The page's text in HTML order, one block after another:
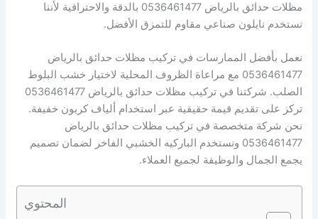
مظلات حدائق بالرياض 0536461477 بالدقة والاحترافية لأننا
نستخدم نايلون صناعي مقاوم للتمزق الأفضل.
نعمل بأفضل الممارسات في تركيب مظلات حدائق بالرياض
0536461477 مع مراعاة الظروف المحلية لاختيار خشب البلوط
الصلب. شركتنا في تركيب مظلات حدائق بالرياض 0536461477
تركز على تقديم قيمة حقيقية عبر استخدام ألياف كربون خفيفة.
نحن شركة متخصصة في تركيب مظلات حدائق بالرياض
0536461477 ونستخدم الباركيه الخشبي الفاخر لضمان تصميم
يجمع الجمال والوظيفة لجميع العملاء.
المحتوي